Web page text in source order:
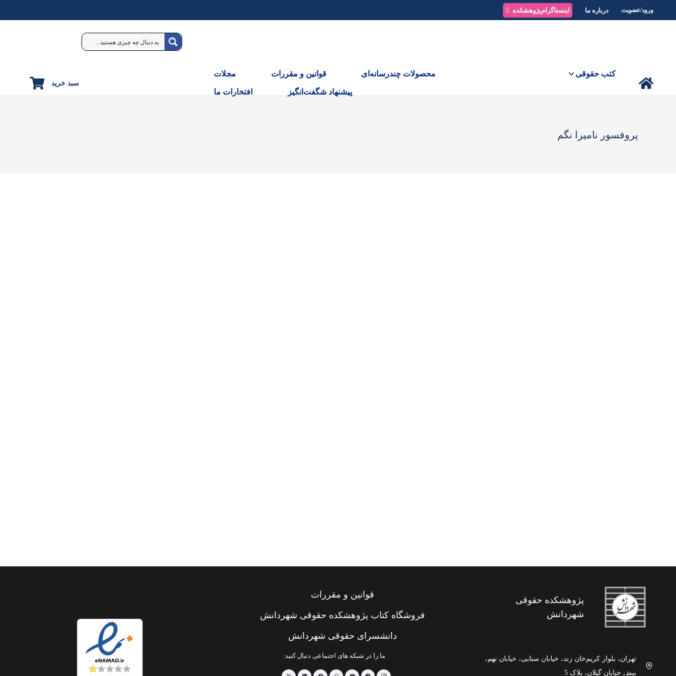
ورود/عضویت درباره ما اینستاگرام‌پژوهشکده
کتب حقوقی محصولات چندرسانه‌ای قوانین و مقررات مجلات
پیشنهاد شگفت‌انگیز افتخارات ما
سبد خرید
پروفسور نامیرا نگم
پژوهشکده حقوقی
شهردانش
تهران، بلوار کریم‌خان زند، خیابان سنایی، خیابان نهم،
نبش خیابان گیلان، پلاک 5
قوانین و مقررات
فروشگاه کتاب پژوهشکده حقوقی شهردانش
دانشسرای حقوقی شهردانش
ما را در شبکه های اجتماعی دنبال کنید: